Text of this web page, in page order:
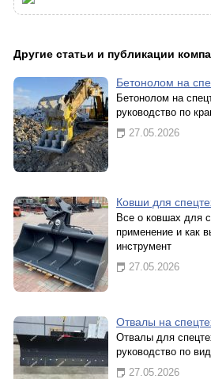
Другие статьи и публикации
Бетонолом на
Бетонолом на
руководство по
27.05.2026
Ковши для
Все о ковшах для
применение и как
инструмент
27.05.2026
Отвалы на
Отвалы для
руководство по
27.05.2026